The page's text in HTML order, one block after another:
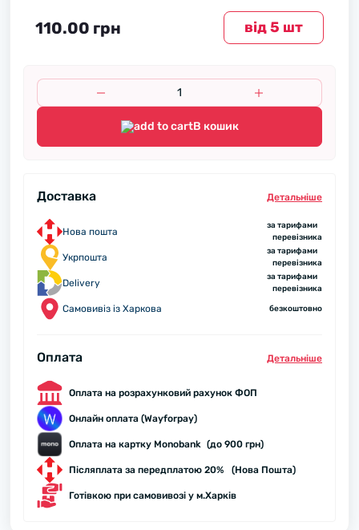
вiд 5 шт
110.00 грн
В кошик
Доставка Детальнiше
Нова пошта
за тарифами
перевізника
Укрпошта
за тарифами
перевізника
Delivery
за тарифами
перевізника
Самовивіз із Харкова безкоштовно
Оплата Детальнiше
Оплата на розрахунковий рахунок ФОП
Онлайн оплата (Wayforpay)
Оплата на картку Monobank (до 900 грн)
Післяплата за передплатою 20% (Нова Пошта)
Готівкою при самовивозі у м.Харків